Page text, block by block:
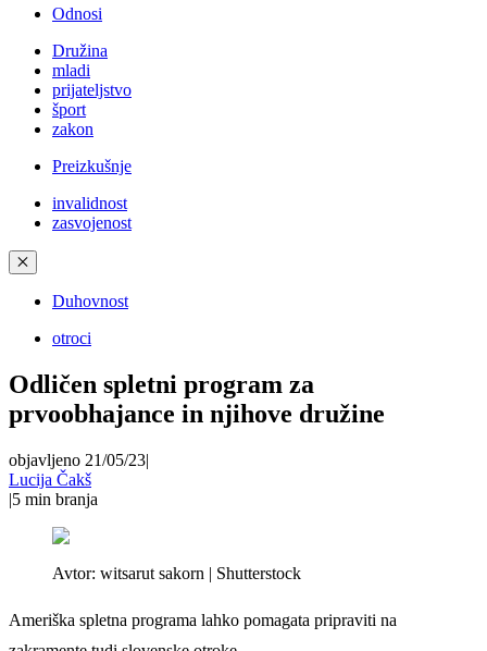
Odnosi
Družina
mladi
prijateljstvo
šport
zakon
Preizkušnje
invalidnost
zasvojenost
✕
Duhovnost
otroci
Odličen spletni program za
prvoobhajance in njihove družine
objavljeno 21/05/23|
Lucija Čakš
|5 min branja
Avtor: witsarut sakorn | Shutterstock
Ameriška spletna programa lahko pomagata pripraviti na